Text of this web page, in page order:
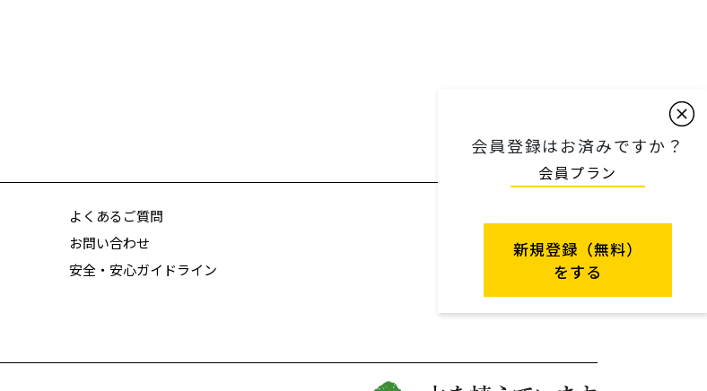
会員登録はお済みですか？
会員プラン
新規登録（無料）
をする
よくあるご質問
お問い合わせ
安全・安心ガイドライン